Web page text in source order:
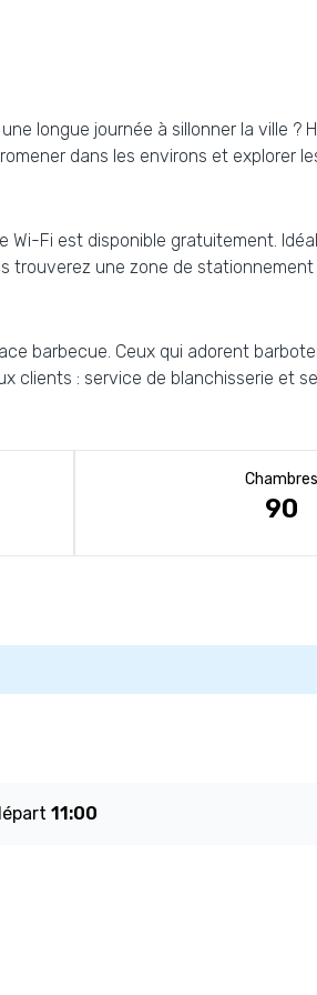
longue journée à sillonner la ville
dans les environs et explorer
Wi-Fi est disponible gratuitement.
trouverez une zone de
barbecue. Ceux qui adorent
clients : service de blanchisserie et
Chambres
90
11:00